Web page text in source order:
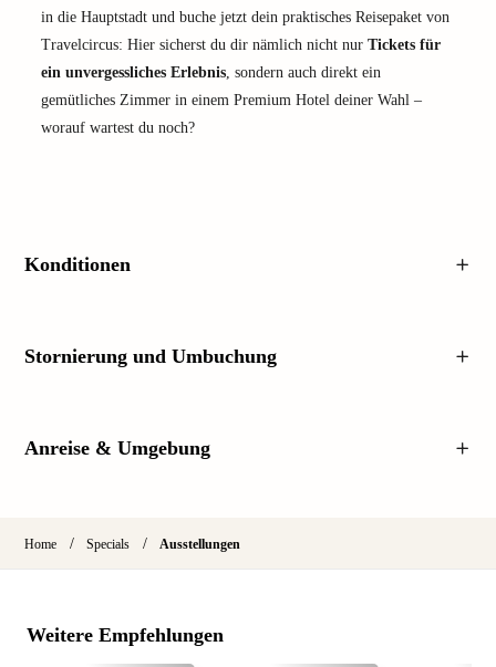
in die Hauptstadt und buche jetzt dein praktisches Reisepaket von
Travelcircus: Hier sicherst du dir nämlich nicht nur Tickets für
ein unvergessliches Erlebnis, sondern auch direkt ein
gemütliches Zimmer in einem Premium Hotel deiner Wahl –
worauf wartest du noch?
Konditionen
Stornierung und Umbuchung
Anreise & Umgebung
Home / Specials / Ausstellungen
Weitere Empfehlungen